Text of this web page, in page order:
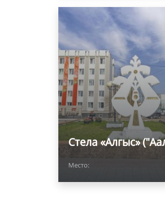
Стела «Алгыс»
Место: